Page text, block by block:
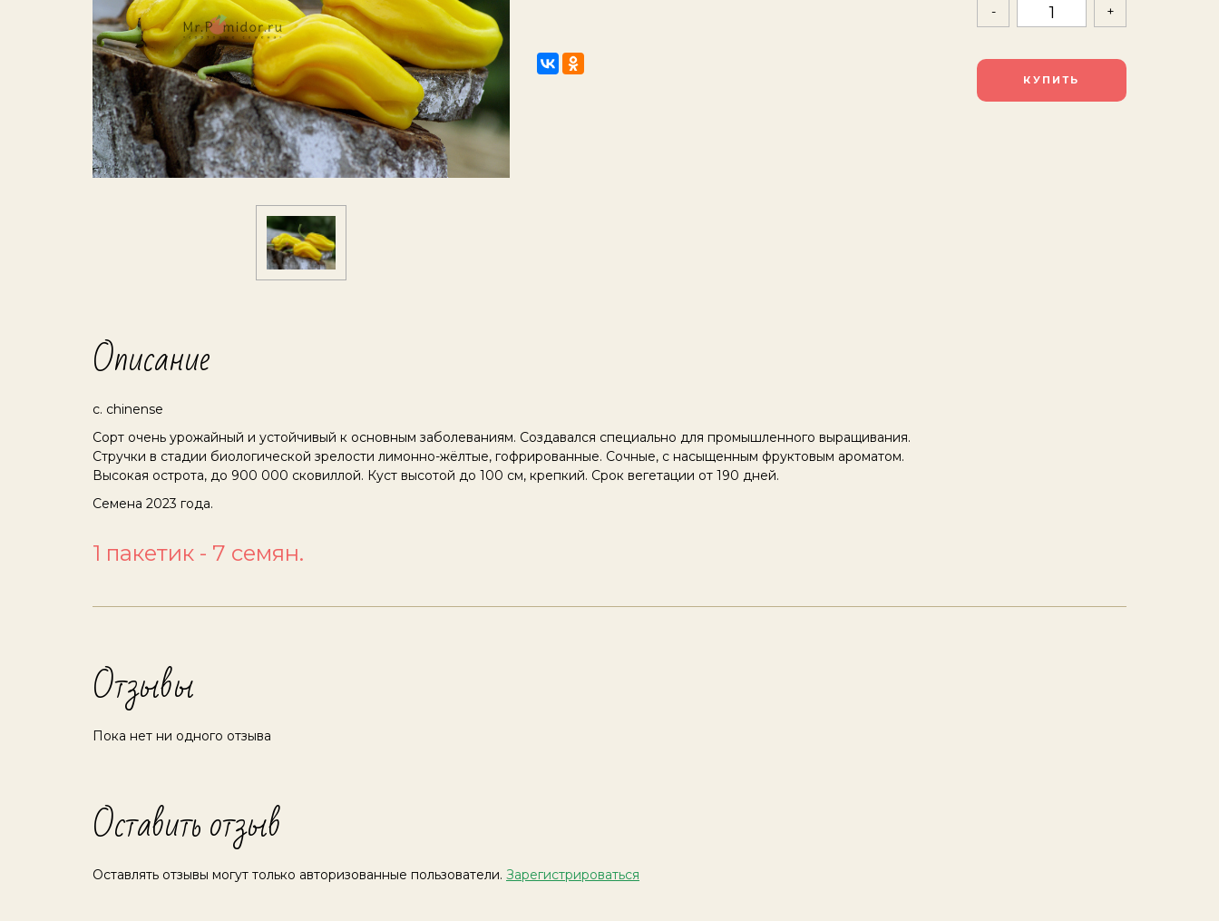
- +
Описание
c. chinense
Сорт очень урожайный и устойчивый к основным заболеваниям. Создавался специально для промышленного выращивания.
Стручки в стадии биологической зрелости лимонно-жёлтые, гофрированные. Сочные, с насыщенным фруктовым ароматом.
Высокая острота, до 900 000 сковиллой. Куст высотой до 100 см, крепкий. Срок вегетации от 190 дней.
Семена 2023 года.
1 пакетик - 7 семян.
Отзывы
Пока нет ни одного отзыва
Оставить отзыв
Оставлять отзывы могут только авторизованные пользователи. Зарегистрироваться